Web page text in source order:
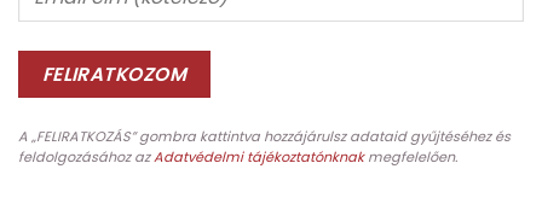
A „FELIRATKOZÁS” gombra kattintva hozzájárulsz adataid gyűjtéséhez és
feldolgozásához azAdatvédelmi tájékoztatónknakmegfelelően.